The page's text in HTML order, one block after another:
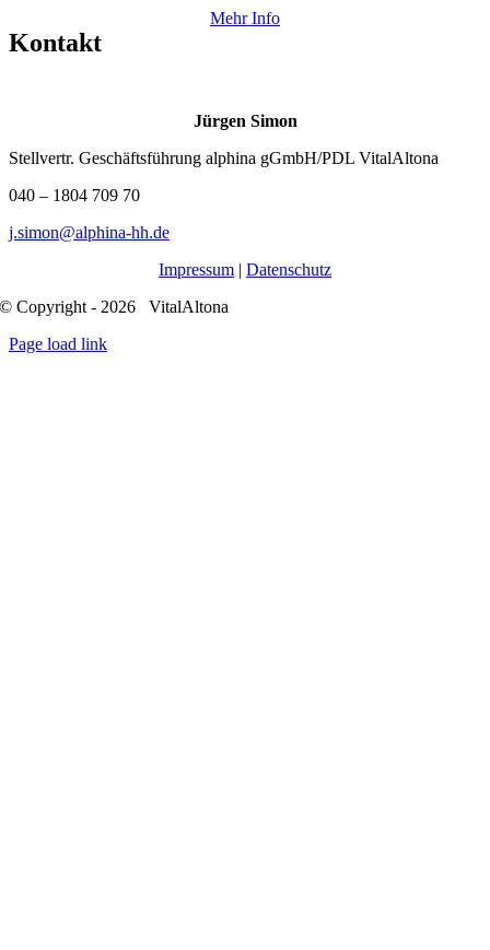
Mehr Info
Kontakt
Jürgen Simon
Stellvertr. Geschäftsführung alphina gGmbH/PDL VitalAltona
040 – 1804 709 70
j.simon@alphina-hh.de
Impressum | Datenschutz
© Copyright - 2026 VitalAltona
Page load link